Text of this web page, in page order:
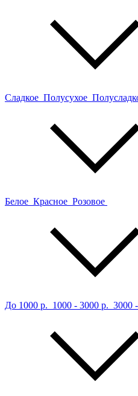
Сладкое Полусухое
Белое Красное Розовое
До 1000 р. 1000 - 3000 р. 3000